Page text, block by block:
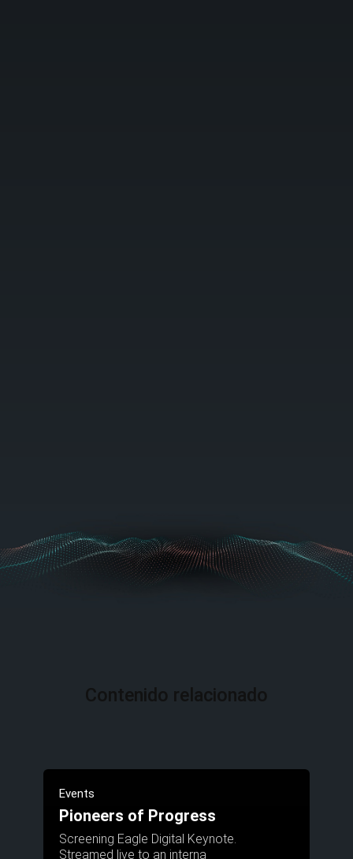
Contenido relacionado
Events
Pioneers of Progress
Screening Eagle Digital Keynote.
Streamed live to an interna